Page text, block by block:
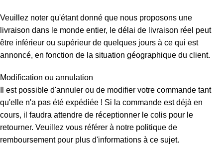
Veuillez noter qu'étant donné que nous proposons une
livraison dans le monde entier, le délai de livraison réel peut
être inférieur ou supérieur de quelques jours à ce qui est
annoncé, en fonction de la situation géographique du client.
Modification ou annulation
Il est possible d'annuler ou de modifier votre commande tant
qu'elle n'a pas été expédiée ! Si la commande est déjà en
cours, il faudra attendre de réceptionner le colis pour le
retourner. Veuillez vous référer à notre politique de
remboursement pour plus d'informations à ce sujet.